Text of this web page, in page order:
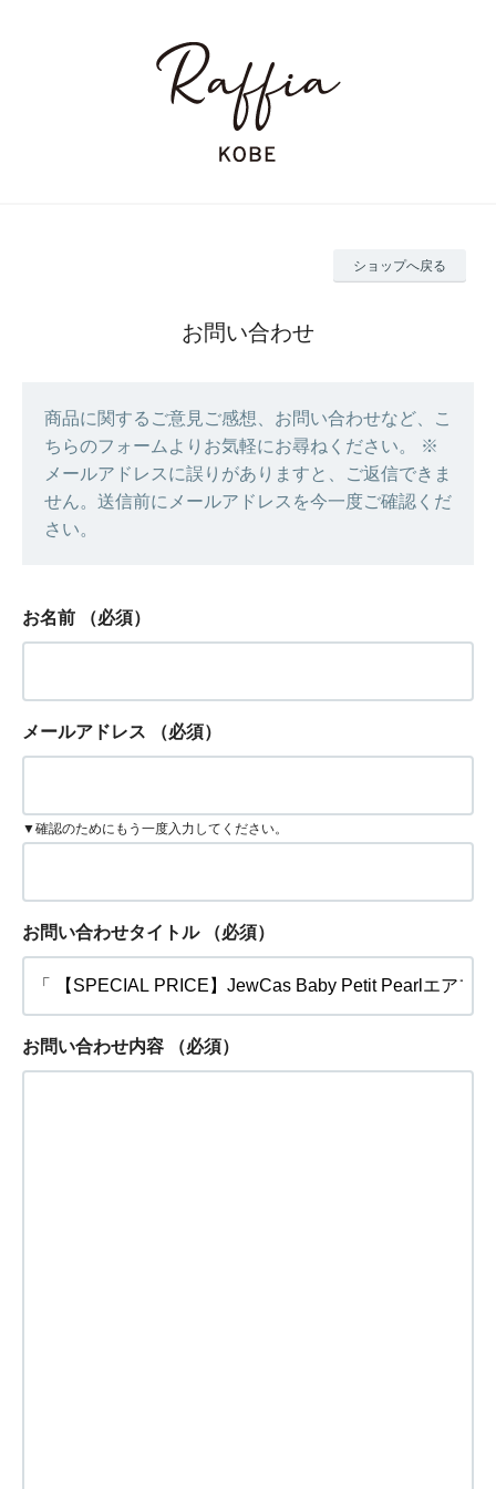
ショップへ戻る
お問い合わせ
商品に関するご意見ご感想、お問い合わせなど、こ
ちらのフォームよりお気軽にお尋ねください。 ※
メールアドレスに誤りがありますと、ご返信できま
せん。送信前にメールアドレスを今一度ご確認くだ
さい。
お名前 （必須）
メールアドレス （必須）
▼確認のためにもう一度入力してください。
お問い合わせタイトル （必須）
お問い合わせ内容 （必須）